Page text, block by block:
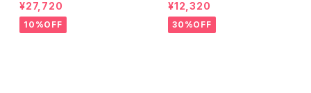
oral/Black
¥27,720
10%OFF
¥12,320
30%OFF